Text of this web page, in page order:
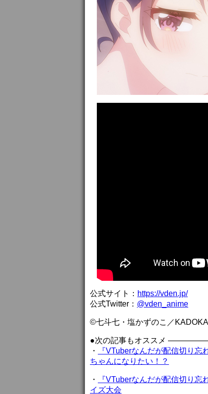
公式サイト： https://vden.jp/
公式Twitter： @vden_anime
©七斗七・塩かずのこ／
●次の記事もオススメ
・
『VTuberなんだが配信切り
ちゃんになりたい！？
・
『VTuberなんだが配信切り
イズ大会